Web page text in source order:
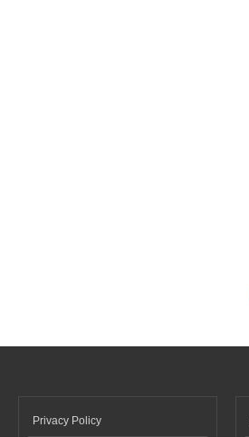
Privacy Policy